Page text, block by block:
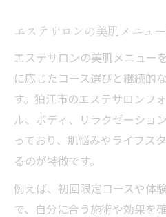
エステサロンの美肌メニュ
エステサロンの美肌メニュー
に応じたコース選びと継続的
す。狛江市のエステサロンフ
ル、ボディ、リラクゼーショ
っており、肌悩みやライフス
るのが特徴です。
例えば、初回限定コースや体
で、自分に合う施術や効果を